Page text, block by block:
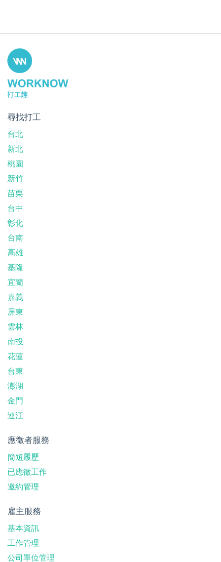
尋找打工
台北
新北
桃園
新竹
苗栗
台中
彰化
台南
高雄
基隆
宜蘭
嘉義
屏東
雲林
南投
花蓮
台東
澎湖
金門
連江
應徵者服務
簡短履歷
已應徵工作
邀約管理
雇主服務
基本資訊
工作管理
公司單位管理